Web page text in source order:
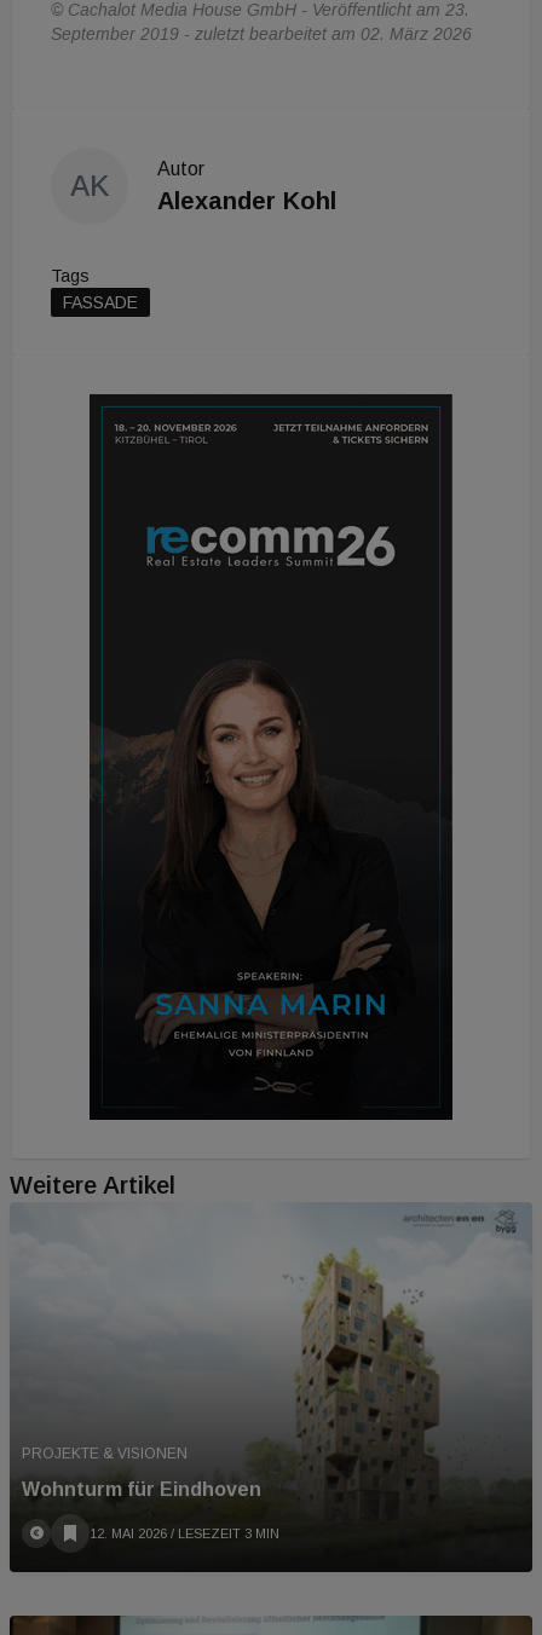
© Cachalot Media House GmbH - Veröffentlicht am 23.
September 2019 - zuletzt bearbeitet am 02. März 2026
AK
Autor
Alexander Kohl
Tags
FASSADE
Weitere Artikel
PROJEKTE & VISIONEN
Wohnturm für Eindhoven
12. MAI 2026 / LESEZEIT 3 MIN